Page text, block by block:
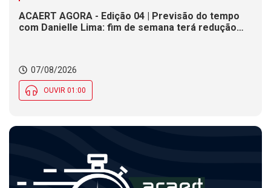
ACAERT AGORA - Edição 04 | Previsão do tempo
com Danielle Lima: fim de semana terá redução
07/08/2026
OUVIR 01:00